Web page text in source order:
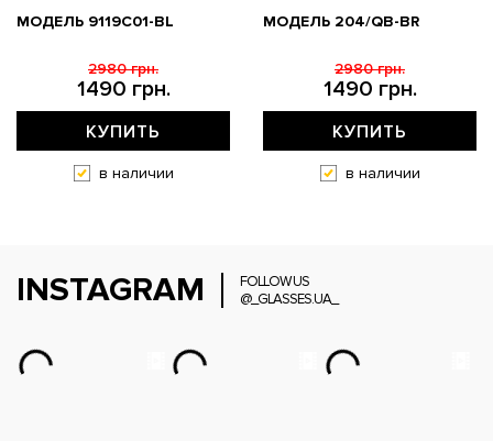
МОДЕЛЬ 9119С01-BL
1490 грн.
2980 грн.
КУПИТЬ
в наличии
МОДЕЛЬ 204/QB-BR
1490 грн.
2980 грн.
КУПИТЬ
в наличии
INSTAGRAM
FOLLOW US
@_GLASSES.UA_